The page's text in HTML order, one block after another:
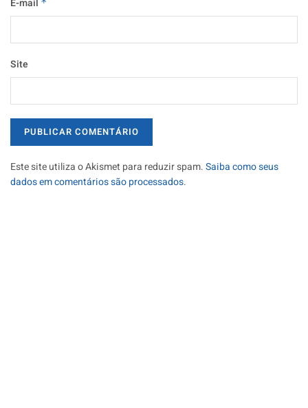
E-mail *
Site
Este site utiliza o Akismet para reduzir spam.Saiba como seus
dados em comentários são processados.